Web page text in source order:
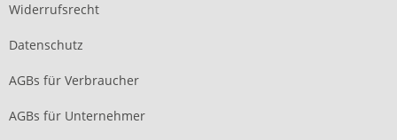
Widerrufsrecht
Datenschutz
AGBs für Verbraucher
AGBs für Unternehmer